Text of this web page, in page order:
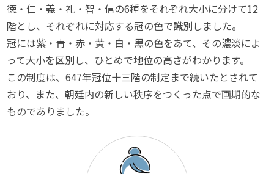
徳・仁・義・礼・智・信の6種をそれぞれ大小に分けて12
階とし、それぞれに対応する冠の色で識別しました。
冠には紫・青・赤・黄・白・黒の色をあて、その濃淡によ
って大小を区別し、ひとめで地位の高さがわかります。
この制度は、647年冠位十三階の制定まで続いたとされて
おり、また、朝廷内の新しい秩序をつくった点で画期的な
ものでありました。